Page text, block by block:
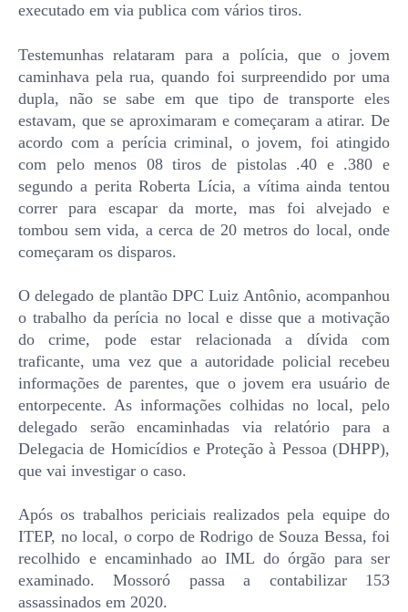
executado em via publica com vários tiros.
Testemunhas relataram para a polícia, que o jovem
caminhava pela rua, quando foi surpreendido por uma
dupla, não se sabe em que tipo de transporte eles
estavam, que se aproximaram e começaram a atirar. De
acordo com a perícia criminal, o jovem, foi atingido
com pelo menos 08 tiros de pistolas .40 e .380 e
segundo a perita Roberta Lícia, a vítima ainda tentou
correr para escapar da morte, mas foi alvejado e
tombou sem vida, a cerca de 20 metros do local, onde
começaram os disparos.
O delegado de plantão DPC Luiz Antônio, acompanhou
o trabalho da perícia no local e disse que a motivação
do crime, pode estar relacionada a dívida com
traficante, uma vez que a autoridade policial recebeu
informações de parentes, que o jovem era usuário de
entorpecente. As informações colhidas no local, pelo
delegado serão encaminhadas via relatório para a
Delegacia de Homicídios e Proteção à Pessoa (DHPP),
que vai investigar o caso.
Após os trabalhos periciais realizados pela equipe do
ITEP, no local, o corpo de Rodrigo de Souza Bessa, foi
recolhido e encaminhado ao IML do órgão para ser
examinado. Mossoró passa a contabilizar 153
assassinados em 2020.